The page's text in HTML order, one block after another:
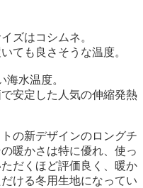
ズはコシムネ。
ても良さそうな温度。
水温度。
安定した人気の伸縮発熱
の新デザインのロングチ
暖かさは特に優れ、使っ
だくほど評価良く、暖か
ける冬用生地になってい